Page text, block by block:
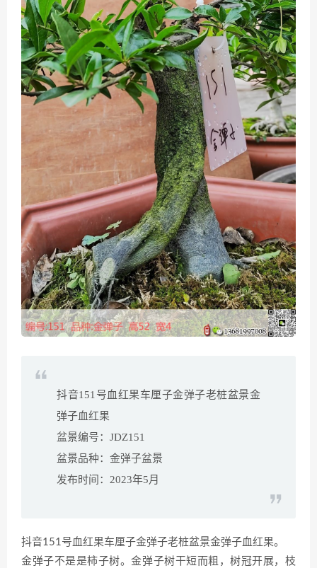
抖音151号血红果车厘子金弹子老桩盆景金
弹子血红果
盆景编号：JDZ151
盆景品种：金弹子盆景
发布时间：2023年5月
抖音151号血红果车厘子金弹子老桩盆景金弹子血红果。
金弹子不是是柿子树。金弹子树干短而粗，树冠开展，枝